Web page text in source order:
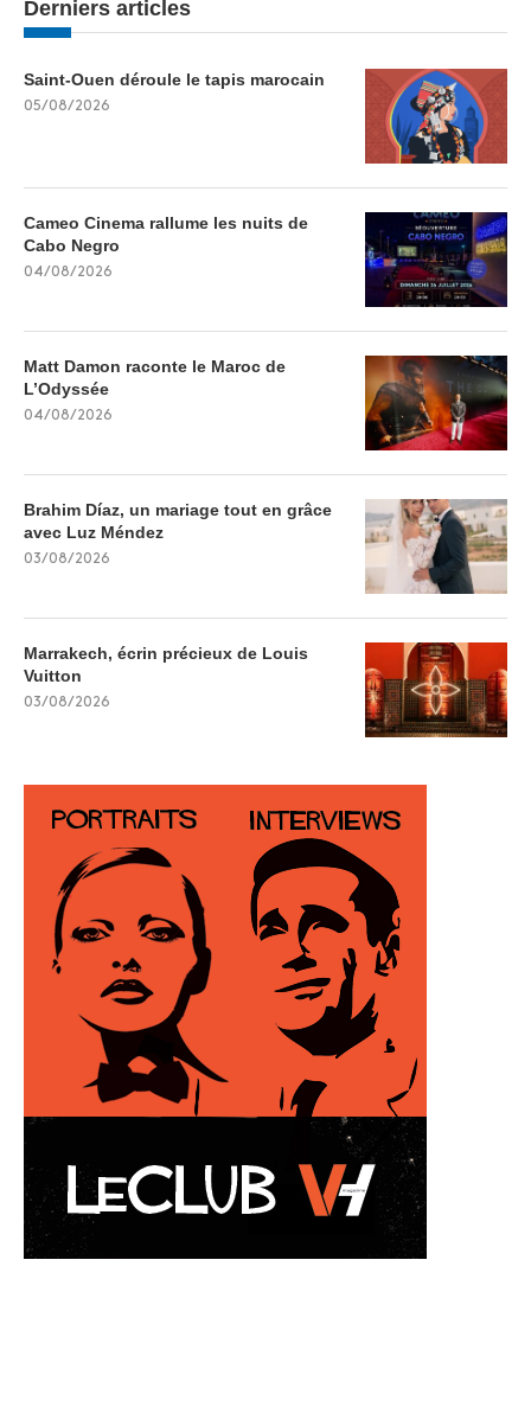
Derniers articles
Saint-Ouen déroule le tapis marocain
05/08/2026
Cameo Cinema rallume les nuits de
Cabo Negro
04/08/2026
Matt Damon raconte le Maroc de
L’Odyssée
04/08/2026
Brahim Díaz, un mariage tout en grâce
avec Luz Méndez
03/08/2026
Marrakech, écrin précieux de Louis
Vuitton
03/08/2026